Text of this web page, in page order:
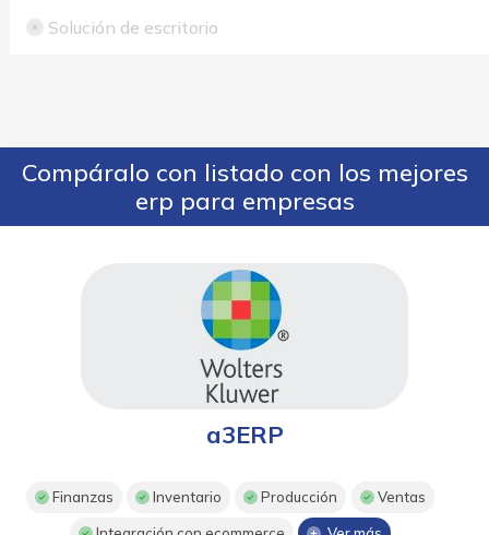
Solución de escritorio
Compáralo con listado con los mejores
erp para empresas
a3ERP
Finanzas Inventario Producción Ventas